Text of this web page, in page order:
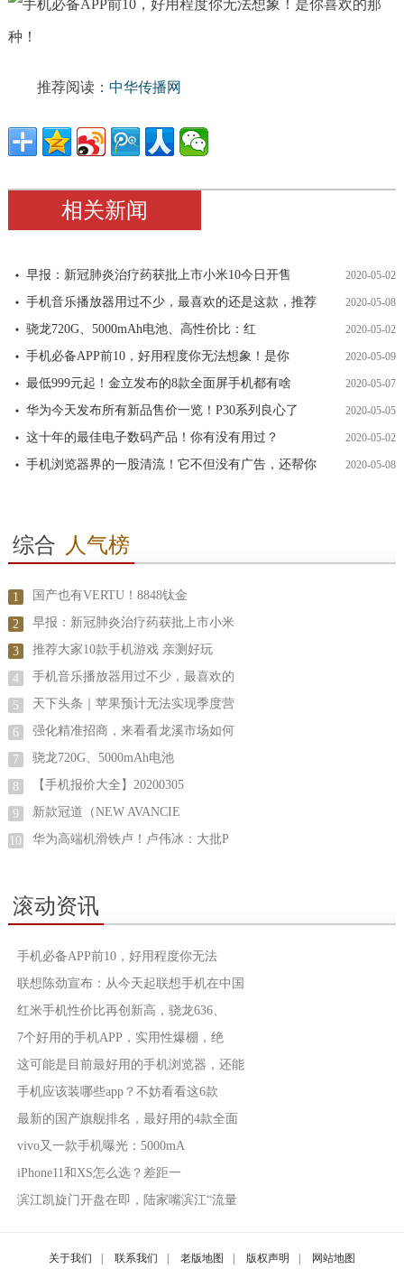
推荐阅读： 中华传播网
相关新闻
早报：新冠肺炎治疗药获批上市小米10今日开售 2020-05-02
手机音乐播放器用过不少，最喜欢的还是这款，推荐 2020-05-08
骁龙720G、5000mAh电池、高性价比：红 2020-05-02
手机必备APP前10，好用程度你无法想象！是你 2020-05-09
最低999元起！金立发布的8款全面屏手机都有啥 2020-05-07
华为今天发布所有新品售价一览！P30系列良心了 2020-05-05
这十年的最佳电子数码产品！你有没有用过？ 2020-05-02
手机浏览器界的一股清流！它不但没有广告，还帮你 2020-05-08
综合 人气榜
1 国产也有VERTU！8848钛金
2 早报：新冠肺炎治疗药获批上市小米
3 推荐大家10款手机游戏 亲测好玩
4 手机音乐播放器用过不少，最喜欢的
5 天下头条｜苹果预计无法实现季度营
6 强化精准招商，来看看龙溪市场如何
7 骁龙720G、5000mAh电池
8 【手机报价大全】20200305
9 新款冠道（NEW AVANCIE
10 华为高端机滑铁卢！卢伟冰：大批P
滚动资讯
手机必备APP前10，好用程度你无法
联想陈劲宣布：从今天起联想手机在中国
红米手机性价比再创新高，骁龙636、
7个好用的手机APP，实用性爆棚，绝
这可能是目前最好用的手机浏览器，还能
手机应该装哪些app？不妨看看这6款
最新的国产旗舰排名，最好用的4款全面
vivo又一款手机曝光：5000mA
iPhone11和XS怎么选？差距一
滨江凯旋门开盘在即，陆家嘴滨江“流量
关于我们 联系我们 老版地图 版权声明 网站地图